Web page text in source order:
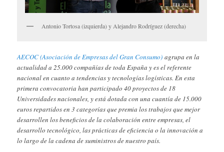
Antonio Tortosa (izquierda) y Alejandro Rodríguez (derecha)
AECOC (Asociación de Empresas del Gran Consumo) agrupa en la
actualidad a 25.000 compañías de toda España y es el referente
nacional en cuanto a tendencias y tecnologías logísticas. En esta
primera convocatoria han participado 40 proyectos de 18
Universidades nacionales, y está dotada con una cuantía de 15.000
euros repartidos en 3 categorías que premia los trabajos que mejor
desarrollen los beneficios de la colaboración entre empresas, el
desarrollo tecnológico, las prácticas de eficiencia o la innovación a
lo largo de la cadena de suministros de nuestro país.